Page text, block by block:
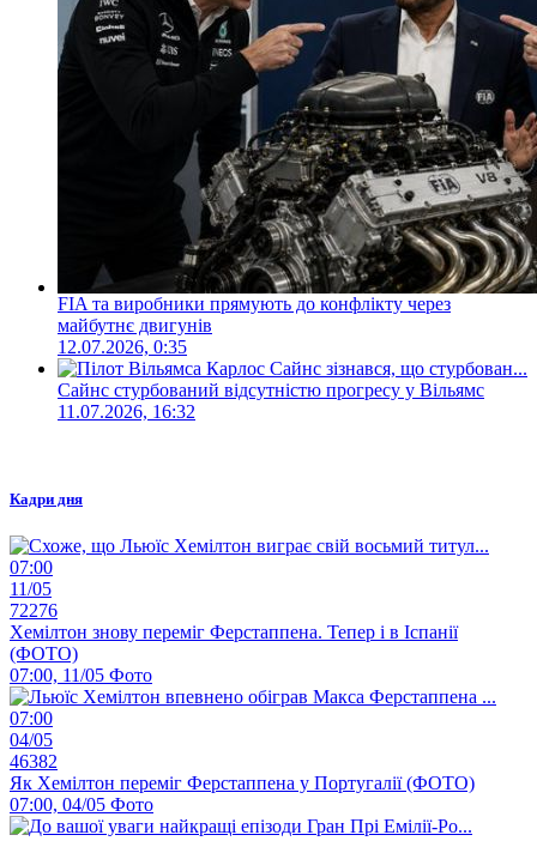
FIA та виробники прямують до конфлікту через
майбутнє двигунів
12.07.2026, 0:35
Сайнс стурбований відсутністю прогресу у Вільямс
11.07.2026, 16:32
Кадри дня
07:00
11/05
72276
Хемілтон знову переміг Ферстаппена. Тепер і в Іспанії
(ФОТО)
07:00, 11/05 Фото
07:00
04/05
46382
Як Хемілтон переміг Ферстаппена у Португалії (ФОТО)
07:00, 04/05 Фото